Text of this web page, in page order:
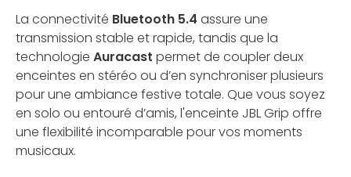
La connectivité Bluetooth 5.4 assure une
transmission stable et rapide, tandis que la
technologie Auracast permet de coupler deux
enceintes en stéréo ou d’en synchroniser plusieurs
pour une ambiance festive totale. Que vous soyez
en solo ou entouré d’amis, l'enceinte JBL Grip offre
une flexibilité incomparable pour vos moments
musicaux.